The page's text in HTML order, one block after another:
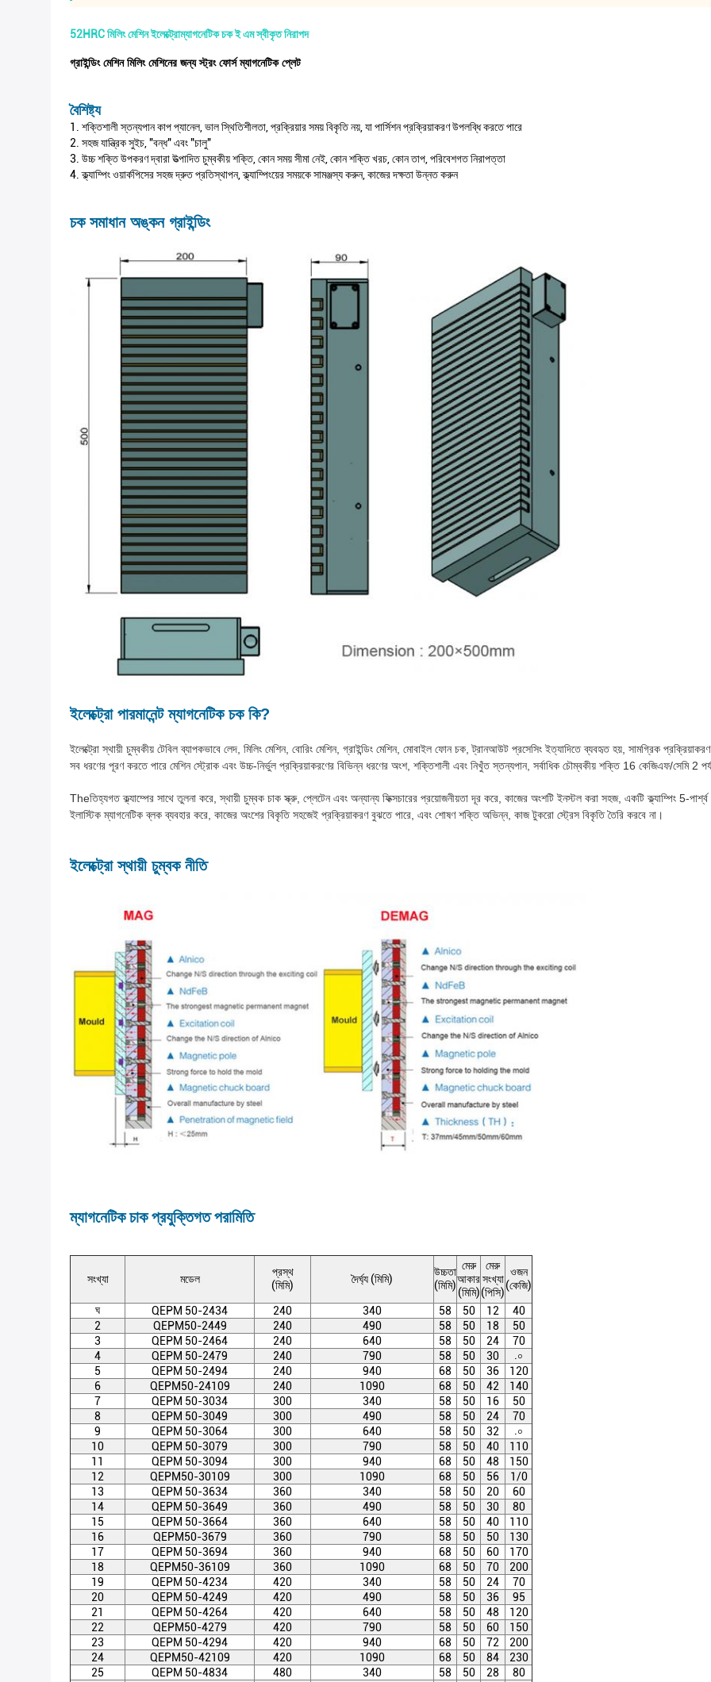
52HRC মিলিং মেশিন ইলেক্ট্রোম্যাগনেটিক চক ই এম স্বীকৃত নিরাপদ
গ্রাইন্ডিং মেশিন মিলিং মেশিনের জন্য স্ট্রং ফোর্স ম্যাগনেটিক প্লেট
বৈশিষ্ট্য
1. শক্তিশালী স্তন্যপান কাপ প্যানেল, ভাল স্থিতিশীলতা, প্রক্রিয়ার সময় বিকৃতি নয়, যা পার্সিশন প্রক্রিয়াকরণ উপলব্ধি করতে পারে
2. সহজ যান্ত্রিক সুইচ, "বন্ধ" এবং "চালু"
3. উচ্চ শক্তি উপকরণ দ্বারা উত্পাদিত চুম্বকীয় শক্তি, কোন সময় সীমা নেই, কোন শক্তি খরচ, কোন তাপ, পরিবেশগত নিরাপত্তা
4. ক্ল্যাম্পিং ওয়ার্কপিসের সহজ দ্রুত প্রতিস্থাপন, ক্ল্যাম্পিংয়ের সময়কে সামঞ্জস্য করুন, কাজের দক্ষতা উন্নত করুন
চক সমাধান অঙ্কন গ্রাইন্ডিং
ইলেক্ট্রো পারমানেন্ট ম্যাগনেটিক চক কি?
ইলেক্ট্রো স্থায়ী চুম্বকীয় টেবিল ব্যাপকভাবে লেদ, মিলিং মেশিন, বোরিং মেশিন, গ্রাইন্ডিং মেশিন, মোবাইল ফোন চক, ট্রানআউট প্রসেসিং ইত্যাদিতে ব্যবহৃত হয়, সামগ্রিক
সব ধরণের পূরণ করতে পারে মেশিন স্ট্রোক এবং উচ্চ-নির্ভুল প্রক্রিয়াকরণের বিভিন্ন ধরণের অংশ, শক্তিশালী এবং নিখুঁত স্তন্যপান, সর্বাধিক চৌম্বকীয় শক্তি 16 কেজিএফ/সেমি 2
Theতিহ্যগত ক্ল্যাম্পের সাথে তুলনা করে, স্থায়ী চুম্বক চাক স্ক্রু, প্লেটেন এবং অন্যান্য ফিক্সচারের প্রয়োজনীয়তা দূর করে, কাজের অংশটি ইনস্টল করা সহজ, একটি ক্ল্যাম্পিং 5-
ইলাস্টিক ম্যাগনেটিক ব্লক ব্যবহার করে, কাজের অংশের বিকৃতি সহজেই প্রক্রিয়াকরণ বুঝতে পারে, এবং শোষণ শক্তি অভিন্ন, কাজ টুকরো স্ট্রেস বিকৃতি তৈরি করবে না।
ইলেক্ট্রো স্থায়ী চুম্বক নীতি
ম্যাগনেটিক চাক প্রযুক্তিগত পরামিতি
সংখ্যা মডেল
প্রস্থ
(মিমি)
দৈর্ঘ্য (মিমি)
উচ্চতা
(মিমি)
মেরু
আকার
(মিমি)
মেরু
সংখ্যা
(পিসি)
ওজন
(কেজি)
ঘ
QEPM 50-2434 240 340 58 50 12
40
2
QEPM50-2449 240 490 58 50 18
50
3
QEPM 50-2464 240 640 58 50 24
70
4
QEPM 50-2479 240 790 58 50 30
.০
5
QEPM 50-2494 240 940 68 50 36
120
6
QEPM50-24109 240 1090 68 50 42
140
7
QEPM 50-3034 300 340 58 50 16
50
8
QEPM 50-3049 300 490 58 50 24
70
9
QEPM 50-3064 300 640 58 50 32
.০
10
QEPM 50-3079 300 790 58 50 40
110
11
QEPM 50-3094 300 940 68 50 48
150
12
QEPM50-30109 300 1090 68 50 56
1/0
13
QEPM 50-3634 360 340 58 50 20
60
14
QEPM 50-3649 360 490 58 50 30
80
15
QEPM 50-3664 360 640 58 50 40
110
16
QEPM50-3679 360 790 58 50 50
130
17
QEPM 50-3694 360 940 68 50 60
170
18
QEPM50-36109 360 1090 68 50 70
200
19
QEPM 50-4234 420 340 58 50 24
70
20
QEPM 50-4249 420 490 58 50 36
95
21
QEPM 50-4264 420 640 58 50 48
120
22
QEPM50-4279 420 790 58 50 60
150
23
QEPM 50-4294 420 940 68 50 72
200
24
QEPM50-42109 420 1090 68 50 84
230
25
QEPM 50-4834 480 340 58 50 28
80